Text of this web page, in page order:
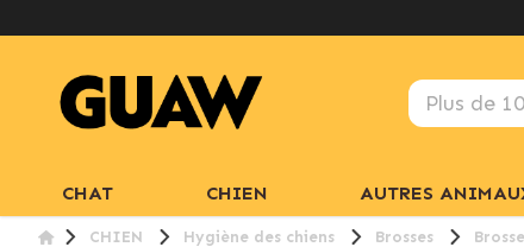
CHAT CHIEN AUTRES
CHIEN Hygiène des chiens Brosses